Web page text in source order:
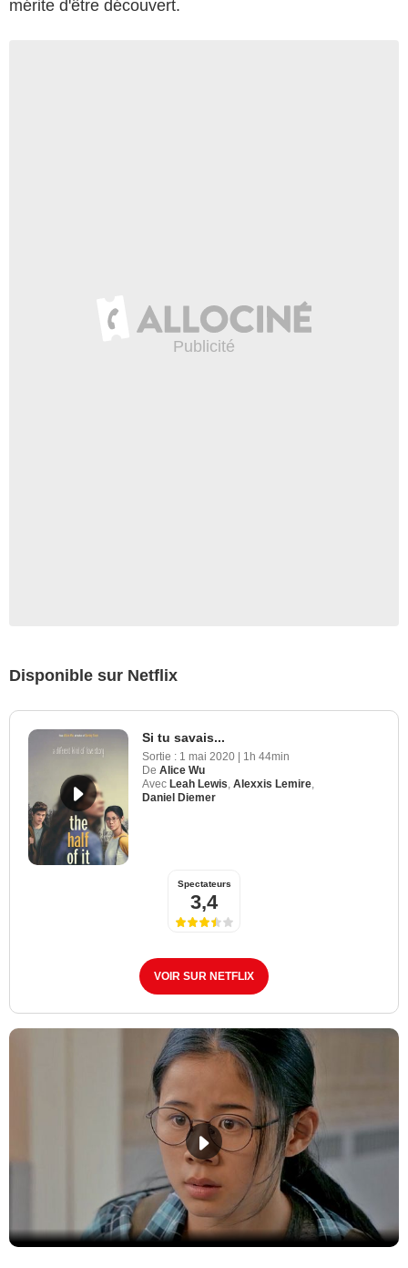
mérite d'être découvert.
Disponible sur Netflix
Si tu savais...
Sortie : 1 mai 2020 | 1h 44min
De Alice Wu
Avec Leah Lewis Alexxis Lemire
Daniel Diemer
Spectateurs
3,4
VOIR SUR NETFLIX